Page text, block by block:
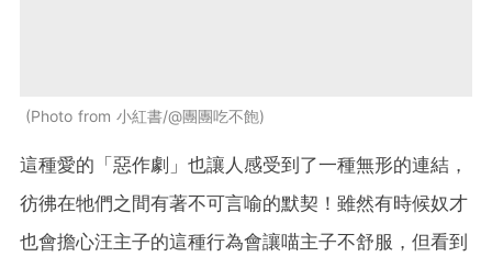
Photo from 小紅書/@團團吃不飽
這種愛的「惡作劇」也讓人感受到了一種無形的連結，
彷彿在牠們之間有著不可言喻的默契！雖然有時候奴才
也會擔心汪主子的這種行為會讓喵主子不舒服，但看到